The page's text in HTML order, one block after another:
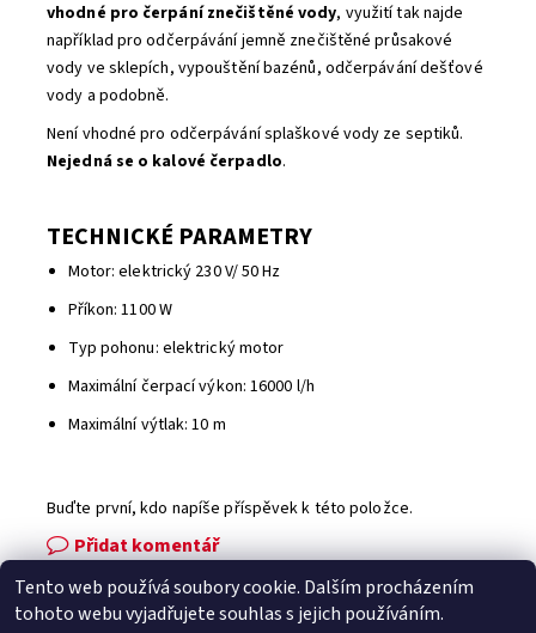
vhodné pro čerpání znečištěné vody, využití tak najde
například pro odčerpávání jemně znečištěné průsakové
vody ve sklepích, vypouštění bazénů, odčerpávání dešťové
vody a podobně.
Není vhodné pro odčerpávání splaškové vody ze septiků.
Nejedná se o kalové čerpadlo.
TECHNICKÉ PARAMETRY
Motor: elektrický 230 V/ 50 Hz
Příkon: 1100 W
Typ pohonu: elektrický motor
Maximální čerpací výkon: 16000 l/h
Maximální výtlak: 10 m
Buďte první, kdo napíše příspěvek k této položce.
Přidat komentář
Facebook | Heureka.cz | Zboží.cz
Tento web používá soubory cookie. Dalším procházením
tohoto webu vyjadřujete souhlas s jejich používáním.